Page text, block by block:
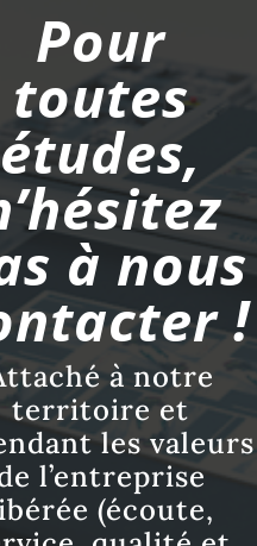
Pour
toutes
études,
à nous
!
à notre
territoire et
les valeurs
l’entreprise
(écoute,